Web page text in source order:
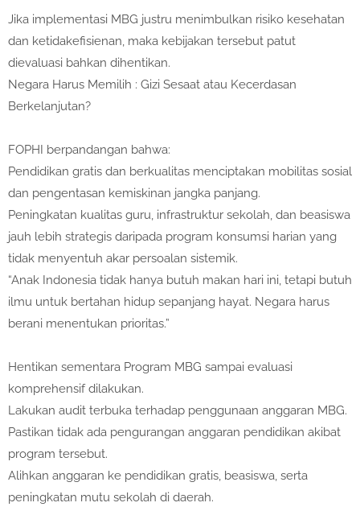
Jika implementasi MBG justru menimbulkan risiko kesehatan
dan ketidakefisienan, maka kebijakan tersebut patut
dievaluasi bahkan dihentikan.
Negara Harus Memilih : Gizi Sesaat atau Kecerdasan
Berkelanjutan?
FOPHI berpandangan bahwa:
Pendidikan gratis dan berkualitas menciptakan mobilitas sosial
dan pengentasan kemiskinan jangka panjang.
Peningkatan kualitas guru, infrastruktur sekolah, dan beasiswa
jauh lebih strategis daripada program konsumsi harian yang
tidak menyentuh akar persoalan sistemik.
“Anak Indonesia tidak hanya butuh makan hari ini, tetapi butuh
ilmu untuk bertahan hidup sepanjang hayat. Negara harus
berani menentukan prioritas.”
Hentikan sementara Program MBG sampai evaluasi
komprehensif dilakukan.
Lakukan audit terbuka terhadap penggunaan anggaran MBG.
Pastikan tidak ada pengurangan anggaran pendidikan akibat
program tersebut.
Alihkan anggaran ke pendidikan gratis, beasiswa, serta
peningkatan mutu sekolah di daerah.